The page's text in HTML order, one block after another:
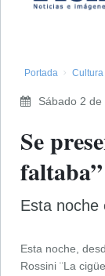
Portada Cultura
Sábado 2
Se
faltaba”
Esta noche
Esta noche,
Rossini ¨La